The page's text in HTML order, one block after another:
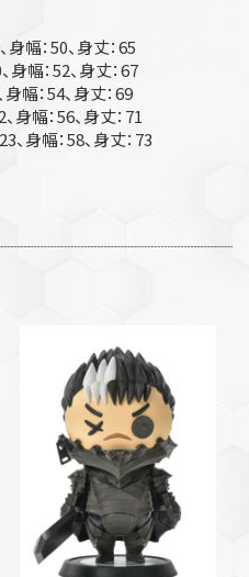
身幅：50、身丈：65
身幅：52、身丈：67
身幅：54、身丈：69
身幅：56、身丈：71
、身幅：58、身丈：73